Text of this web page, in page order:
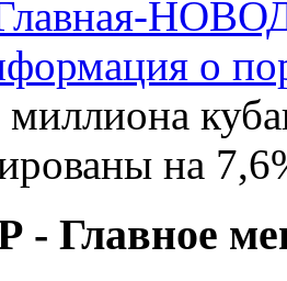
о
на
Главное